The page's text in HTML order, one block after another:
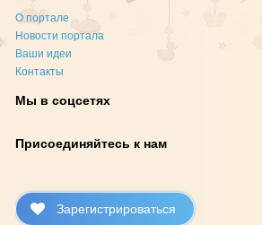
О портале
Новости портала
Ваши идеи
Контакты
Мы в соцсетях
Присоединяйтесь к нам
Зарегистрироваться